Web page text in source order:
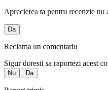
Aprecierea ta pentru recenzie nu
Da
Reclama un comentariu
Sigur doresti sa raportezi acest
Nu Da